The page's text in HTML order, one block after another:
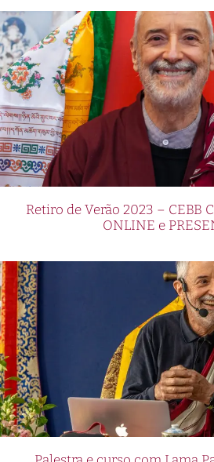
Retiro de Verão 2023 – CEBB
ONLINE e